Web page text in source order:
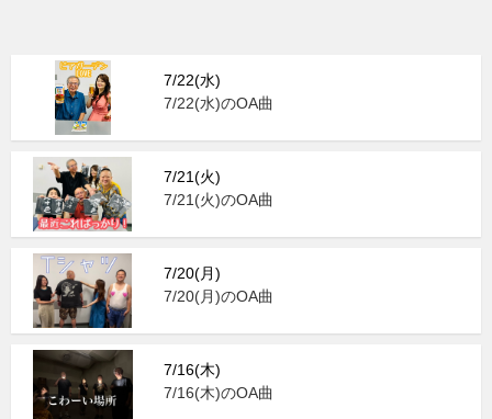
7/22(水)
7/22(水)のOA曲
7/21(火)
7/21(火)のOA曲
7/20(月)
7/20(月)のOA曲
7/16(木)
7/16(木)のOA曲